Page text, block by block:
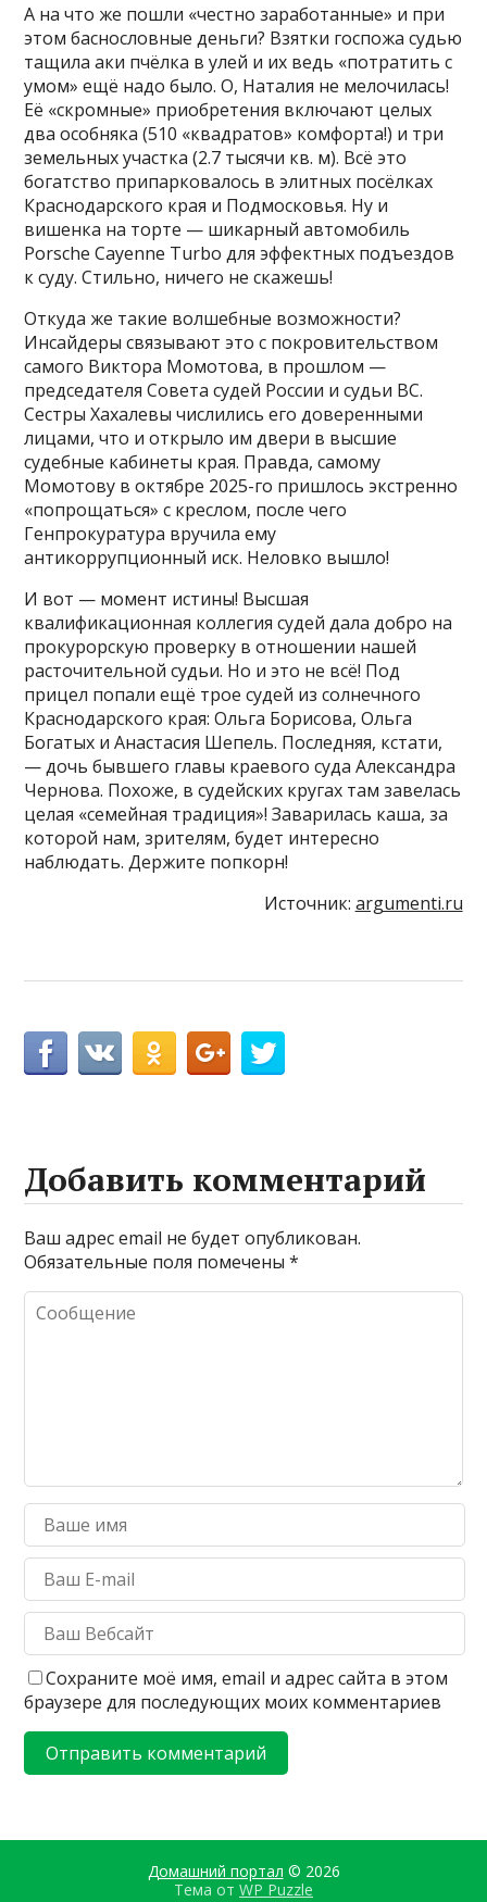
А на что же пошли «честно заработанные» и при
этом баснословные деньги? Взятки госпожа судью
тащила аки пчёлка в улей и их ведь «потратить с
умом» ещё надо было. О, Наталия не мелочилась!
Её «скромные» приобретения включают целых
два особняка (510 «квадратов» комфорта!) и три
земельных участка (2.7 тысячи кв. м). Всё это
богатство припарковалось в элитных посёлках
Краснодарского края и Подмосковья. Ну и
вишенка на торте — шикарный автомобиль
Porsche Cayenne Turbo для эффектных подъездов
к суду. Стильно, ничего не скажешь!
Откуда же такие волшебные возможности?
Инсайдеры связывают это с покровительством
самого Виктора Момотова, в прошлом —
председателя Совета судей России и судьи ВС.
Сестры Хахалевы числились его доверенными
лицами, что и открыло им двери в высшие
судебные кабинеты края. Правда, самому
Момотову в октябре 2025-го пришлось экстренно
«попрощаться» с креслом, после чего
Генпрокуратура вручила ему
антикоррупционный иск. Неловко вышло!
И вот — момент истины! Высшая
квалификационная коллегия судей дала добро на
прокурорскую проверку в отношении нашей
расточительной судьи. Но и это не всё! Под
прицел попали ещё трое судей из солнечного
Краснодарского края: Ольга Борисова, Ольга
Богатых и Анастасия Шепель. Последняя, кстати,
— дочь бывшего главы краевого суда Александра
Чернова. Похоже, в судейских кругах там завелась
целая «семейная традиция»! Заварилась каша, за
которой нам, зрителям, будет интересно
наблюдать. Держите попкорн!
Источник: argumenti.ru
Добавить комментарий
Ваш адрес email не будет опубликован.
Обязательные поля помечены*
Сохраните моё имя, email и адрес сайта в этом
браузере для последующих моих комментариев
Домашний портал © 2026
Тема от WP Puzzle